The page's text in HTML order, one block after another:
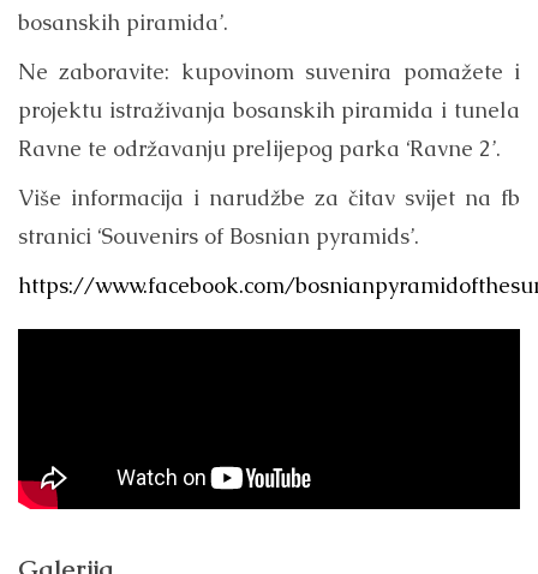
bosanskih piramida’.
Ne zaboravite: kupovinom suvenira pomažete i
projektu istraživanja bosanskih piramida i tunela
Ravne te održavanju prelijepog parka ‘Ravne 2’.
Više informacija i narudžbe za čitav svijet na fb
stranici ‘Souvenirs of Bosnian pyramids’.
https://www.facebook.com/